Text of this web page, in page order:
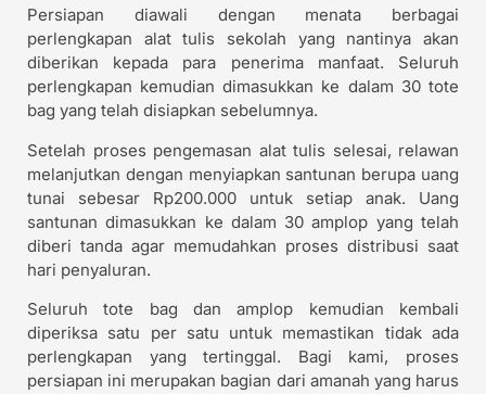
Persiapan diawali dengan menata berbagai
perlengkapan alat tulis sekolah yang nantinya akan
diberikan kepada para penerima manfaat. Seluruh
perlengkapan kemudian dimasukkan ke dalam 30 tote
bag yang telah disiapkan sebelumnya.
Setelah proses pengemasan alat tulis selesai, relawan
melanjutkan dengan menyiapkan santunan berupa uang
tunai sebesar Rp200.000 untuk setiap anak. Uang
santunan dimasukkan ke dalam 30 amplop yang telah
diberi tanda agar memudahkan proses distribusi saat
hari penyaluran.
Seluruh tote bag dan amplop kemudian kembali
diperiksa satu per satu untuk memastikan tidak ada
perlengkapan yang tertinggal. Bagi kami, proses
persiapan ini merupakan bagian dari amanah yang harus